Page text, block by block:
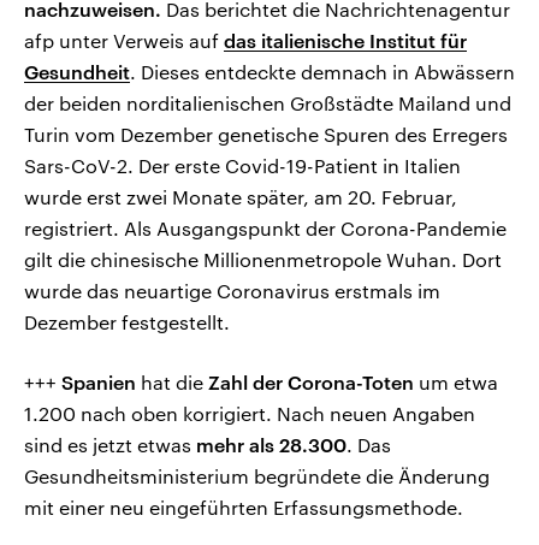
nachzuweisen. Das berichtet die Nachrichtenagentur
afp unter Verweis auf das italienische Institut für
Gesundheit. Dieses entdeckte demnach in Abwässern
der beiden norditalienischen Großstädte Mailand und
Turin vom Dezember genetische Spuren des Erregers
Sars-CoV-2. Der erste Covid-19-Patient in Italien
wurde erst zwei Monate später, am 20. Februar,
registriert. Als Ausgangspunkt der Corona-Pandemie
gilt die chinesische Millionenmetropole Wuhan. Dort
wurde das neuartige Coronavirus erstmals im
Dezember festgestellt.
+++ Spanien hat die Zahl der Corona-Toten um etwa
1.200 nach oben korrigiert. Nach neuen Angaben
sind es jetzt etwas mehr als 28.300. Das
Gesundheitsministerium begründete die Änderung
mit einer neu eingeführten Erfassungsmethode.